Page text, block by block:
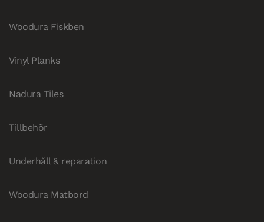
Woodura Fiskben
Vinyl Planks
Nadura Tiles
Tillbehör
Underhåll & reparation
Woodura Matbord